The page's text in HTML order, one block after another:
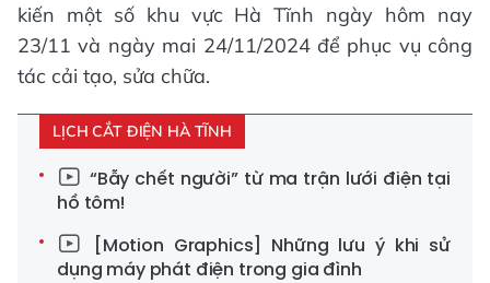
kiến một số khu vực Hà Tĩnh ngày hôm nay
23/11 và ngày mai 24/11/2024 để phục vụ công
tác cải tạo, sửa chữa.
LỊCH CẮT ĐIỆN HÀ TĨNH
“Bẫy chết người” từ ma trận lưới điện tại
hồ tôm!
[Motion Graphics] Những lưu ý khi sử
dụng máy phát điện trong gia đình